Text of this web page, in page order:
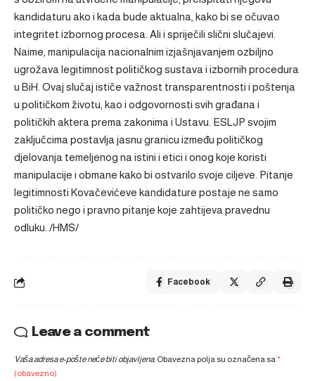
kandidaturu ako i kada bude aktualna, kako bi se očuvao
integritet izbornog procesa. Ali i spriječili slični slučajevi.
Naime, manipulacija nacionalnim izjašnjavanjem ozbiljno
ugrožava legitimnost političkog sustava i izbornih procedura
u BiH. Ovaj slučaj ističe važnost transparentnosti i poštenja
u političkom životu, kao i odgovornosti svih građana i
političkih aktera prema zakonima i Ustavu. ESLJP svojim
zaključcima postavlja jasnu granicu između političkog
djelovanja temeljenog na istini i etici i onog koje koristi
manipulacije i obmane kako bi ostvarilo svoje ciljeve. Pitanje
legitimnosti Kovačevićeve kandidature postaje ne samo
političko nego i pravno pitanje koje zahtijeva pravednu
odluku. /HMS/
Facebook
Leave a comment
Vaša adresa e-pošte neće biti objavljena. Obavezna polja su označena sa*
(obavezno)